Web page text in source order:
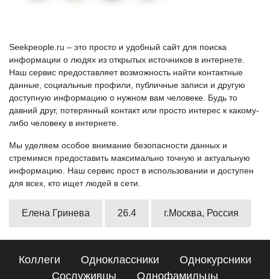
Seekpeople.ru – это просто и удобный сайт для поиска
информации о людях из открытых источников в интернете.
Наш сервис предоставляет возможность найти контактные
данные, социальные профили, публичные записи и другую
доступную информацию о нужном вам человеке. Будь то
давний друг, потерянный контакт или просто интерес к какому-
либо человеку в интернете.
Мы уделяем особое внимание безопасности данных и
стремимся предоставить максимально точную и актуальную
информацию. Наш сервис прост в использовании и доступен
для всех, кто ищет людей в сети.
Елена Гринева 26.4 г.Москва, Россия
Коллеги Одноклассники
Однокурсники
Сослуживцы
Однофамильцы